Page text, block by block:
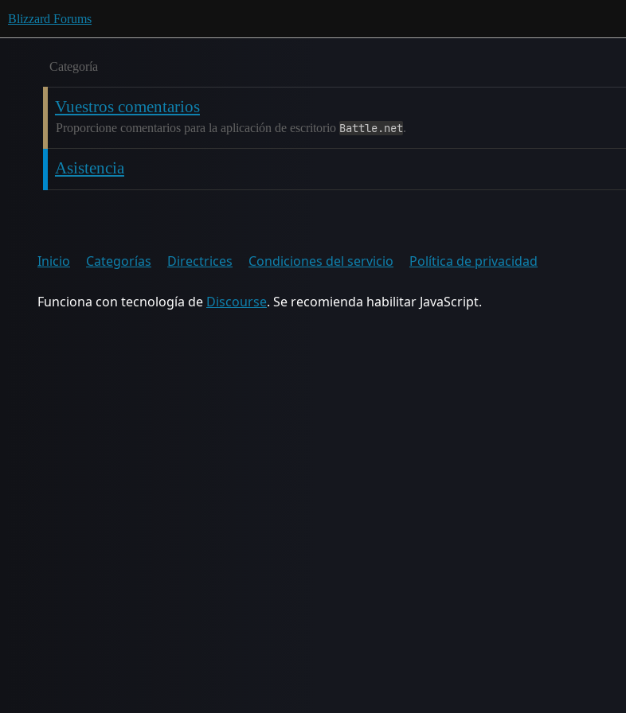
Blizzard Forums
Categoría
Vuestros comentarios
Proporcione comentarios para la aplicación de escritorio Battle.net.
Asistencia
Inicio Categorías Directrices Condiciones del servicio Política de privacidad
Funciona con tecnología de Discourse. Se recomienda habilitar JavaScript.